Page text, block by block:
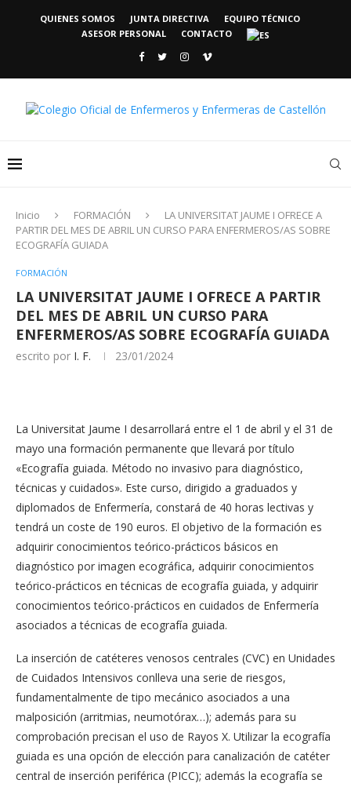
QUIENES SOMOS JUNTA DIRECTIVA
EQUIPO TÉCNICO
ASESOR PERSONAL
CONTACTO
Inicio FORMACIÓN
LA UNIVERSITAT JAUME I OFRECE A
PARTIR DEL MES DE ABRIL UN CURSO PARA ENFERMEROS/AS SOBRE
ECOGRAFÍA GUIADA
FORMACIÓN
LA UNIVERSITAT JAUME I OFRECE A PARTIR
DEL MES DE ABRIL UN CURSO PARA
ENFERMEROS/AS SOBRE ECOGRAFÍA GUIADA
escrito por I. F. 23/01/2024
La Universitat Jaume I desarrollará entre el 1 de abril y el 31 de
mayo una formación permanente que llevará por título
«Ecografía guiada. Método no invasivo para diagnóstico,
técnicas y cuidados». Este curso, dirigido a graduados y
diplomados de Enfermería, constará de 40 horas lectivas y
tendrá un coste de 190 euros. El objetivo de la formación es
adquirir conocimientos teórico-prácticos básicos en
diagnóstico por imagen ecográfica, adquirir conocimientos
teórico-prácticos en técnicas de ecografía guiada, y adquirir
conocimientos teórico-prácticos en cuidados de Enfermería
asociados a técnicas de ecografía guiada.
La inserción de catéteres venosos centrales (CVC) en Unidades
de Cuidados Intensivos conlleva una serie de riesgos,
fundamentalmente de tipo mecánico asociados a una
malposición (arritmias, neumotórax…); además para su
comprobación precisan el uso de Rayos X. Utilizar la ecografía
guiada es una opción de elección para canalización de catéter
central de inserción periférica (PICC); además la ecografía se